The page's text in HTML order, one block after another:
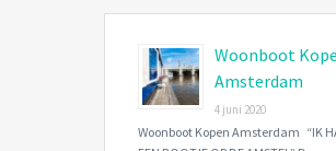
Forgot
password? SIGN IN
Remember me
Woonboot
Amsterdam
4 juni 2020
Woonboot Kopen Amsterdam “IK